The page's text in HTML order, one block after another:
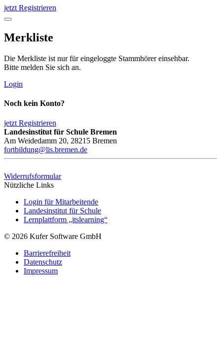
jetzt Registrieren
Merkliste
Die Merkliste ist nur für eingeloggte Stammhörer einsehbar.
Bitte melden Sie sich an.
Login
Noch kein Konto?
jetzt Registrieren
Landesinstitut für Schule Bremen
Am Weidedamm 20, 28215 Bremen
fortbildung@lis.bremen.de
Widerrufsformular
Nützliche Links
Login für Mitarbeitende
Landesinstitut für Schule
Lernplattform „itslearning“
© 2026 Kufer Software GmbH
Barrierefreiheit
Datenschutz
Impressum